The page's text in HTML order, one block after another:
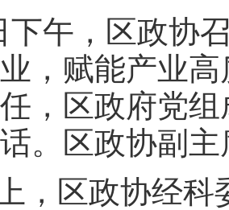
下午，区政协
，赋能产业
，区政府党
。区政协副
，区政协经科